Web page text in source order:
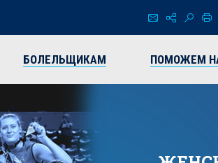
БОЛЕЛЬЩИКАМ ПОМОЖЕМ